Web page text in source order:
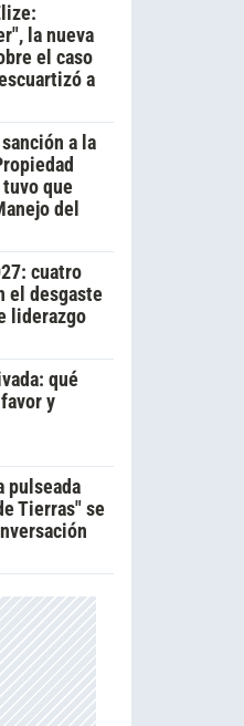
la nueva
el caso
a
a la
que
del
cuatro
el desgaste
liderazgo
qué
y
pulseada
Tierras" se